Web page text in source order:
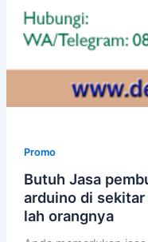
Promo
Butuh Jasa
arduino di sekitar
lah orangnya